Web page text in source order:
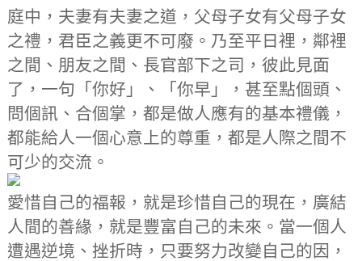
庭中，夫妻有夫妻之道，父母子女有父母子女
之禮，君臣之義更不可廢。乃至平日裡，鄰裡
之間、朋友之間、長官部下之司，彼此見面
了，一句「你好」、「你早」，甚至點個頭、
問個訊、合個掌，都是做人應有的基本禮儀，
都能給人一個心意上的尊重，都是人際之間不
可少的交流。
愛惜自己的福報，就是珍惜自己的現在，廣結
人間的善緣，就是豐富自己的未來。當一個人
遭遇逆境、挫折時，只要努力改變自己的因，